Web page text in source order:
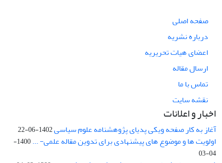
صفحه اصلی
درباره نشریه
اعضای هیات تحریریه
ارسال مقاله
تماس با ما
نقشه سایت
اخبار و اعلانات
آغاز به کار صفحه ویکی پدیای پژوهشنامه علوم سیاسی1402-06-22
اولویت ها و موضوع های پیشنهادی برای تدوین مقاله علمی- ...
1400-
04-03